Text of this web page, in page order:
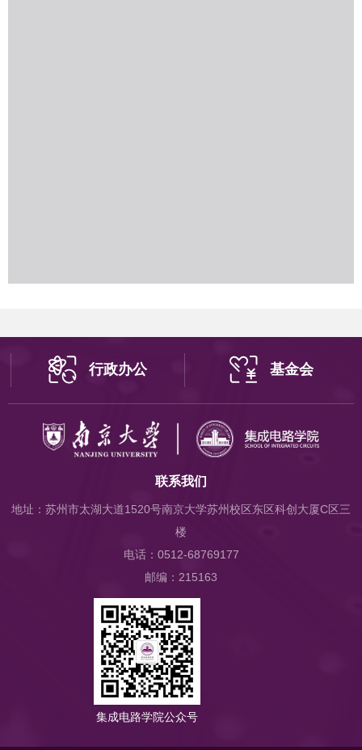
行政办公 基金会
联系我们
地址：苏州市太湖大道1520号南京大学苏州校区东区科创大厦C区三
楼
电话：0512-68769177
邮编：215163
集成电路学院公众号